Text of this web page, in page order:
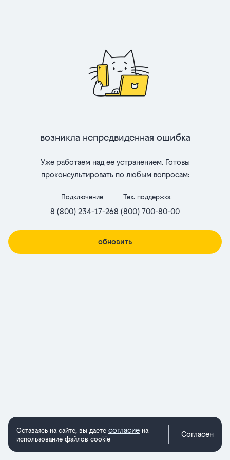
Возникла непредвиденная ошибка
Уже работаем над ее устранением. Готовы
проконсультировать по любым вопросам:
Подключение
8 (800) 234-17-26
Тех. поддержка
8 (800) 700-80-00
обновить
Оставаясь на сайте, вы даете согласие на
использование файлов cookie
Согласен